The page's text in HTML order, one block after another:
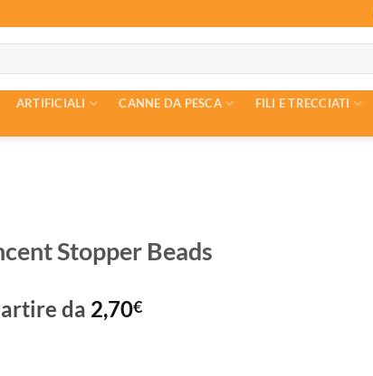
ARTIFICIALI CANNE DA PESCA FILI E TRECCIATI
Stopper Beads
da 2,70€